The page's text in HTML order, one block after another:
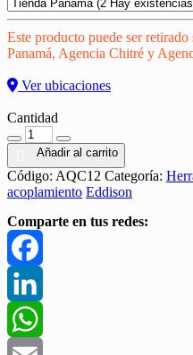
Este producto puede ser
Panamá, Agencia Chitré y
Ver ubicaciones
Cantidad
Añadir al carrito
Código: AQC12 Categoría:
acoplamiento Eddison
Comparte en tus redes:
Facebook
LinkedIn